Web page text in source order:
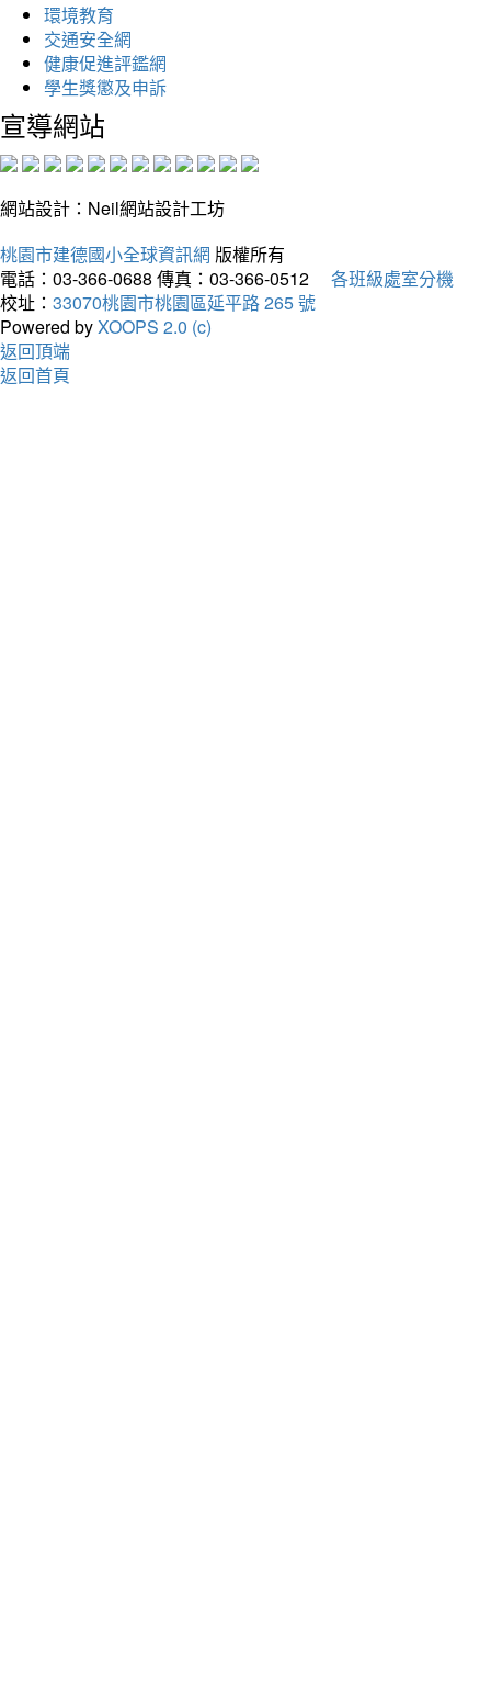
環境教育
交通安全網
健康促進評鑑網
學生獎懲及申訴
宣導網站
網站設計：Neil網站設計工坊
桃園市建德國小全球資訊網 版權所有
電話：03-366-0688 傳真：03-366-0512
各班級處室分機
校址： 33070桃園市桃園區延平路 265 號
Powered byXOOPS 2.0 (c)
返回頂端
返回首頁